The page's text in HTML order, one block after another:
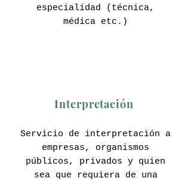
especialidad (técnica,
médica etc.)
Interpretación
Servicio de interpretación a
empresas, organismos
públicos, privados y quien
sea que requiera de una